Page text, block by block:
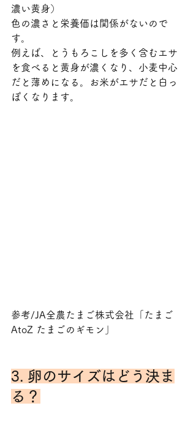
濃い黄身）
色の濃さと栄養価は関係がないので
す。
例えば、とうもろこしを多く含むエサ
を食べると黄身が濃くなり、小麦中心
だと薄めになる。お米がエサだと白っ
ぽくなります。
参考/JA全農たまご株式会社「たまご
AtoZ たまごのギモン」
3. 卵のサイズはどう決ま
る？